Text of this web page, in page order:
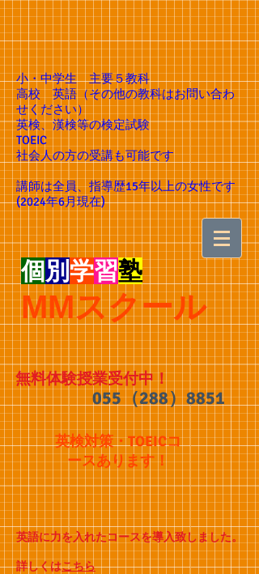
小・中学生 主要５教科
高校 英語（その他の教科はお問い合わ
せください）
英検、漢検等の検定試験
TOEIC
社会人の方の受講も可能です​
講師は全員、指導歴15年以上の女性です
(2024年6月現在)
個 別 学習塾
MMスクール
無料体験授業受付中！
055（288）8851
英検対策・TOEICコ
ースあります！
英語に力を入れたコースを導入致しました。
詳しくはこちら